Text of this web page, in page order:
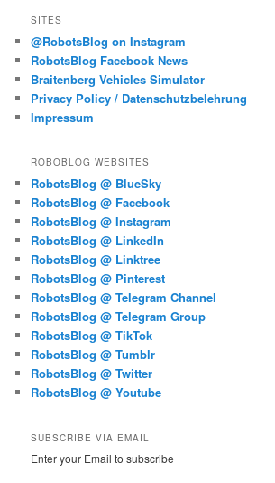
SITES
@RobotsBlog on Instagram
RobotsBlog Facebook News
Braitenberg Vehicles Simulator
Privacy Policy / Datenschutzbelehrung
Impressum
ROBOBLOG WEBSITES
RobotsBlog @ BlueSky
RobotsBlog @ Facebook
RobotsBlog @ Instagram
RobotsBlog @ LinkedIn
RobotsBlog @ Linktree
RobotsBlog @ Pinterest
RobotsBlog @ Telegram Channel
RobotsBlog @ Telegram Group
RobotsBlog @ TikTok
RobotsBlog @ Tumblr
RobotsBlog @ Twitter
RobotsBlog @ Youtube
SUBSCRIBE VIA EMAIL
Enter your Email to subscribe